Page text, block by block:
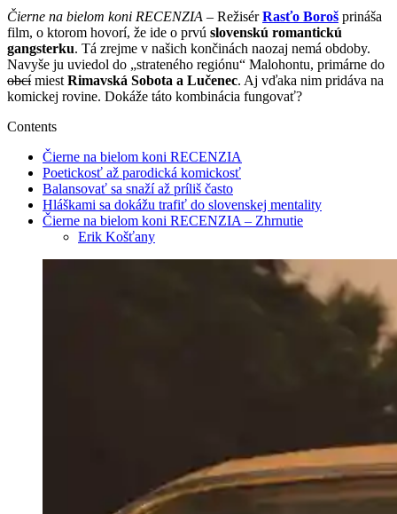
Čierne na bielom koni RECENZIA – RežisérRasťo Boroš prináša
film, o ktorom hovorí, že ide o prvú slovenskú romantickú
gangsterku. Tá zrejme v našich končinách naozaj nemá obdoby.
Navyše ju uviedol do „strateného regiónu“ Malohontu, primárne do
obcímiest Rimavská Sobota a Lučenec. Aj vďaka nim pridáva na
komickej rovine. Dokáže táto kombinácia fungovať?
Contents
Čierne na bielom koni RECENZIA
Poetickosť až parodická komickosť
Balansovať sa snaží až príliš často
Hláškami sa dokážu trafiť do slovenskej mentality
Čierne na bielom koni RECENZIA – Zhrnutie
Erik Košťany